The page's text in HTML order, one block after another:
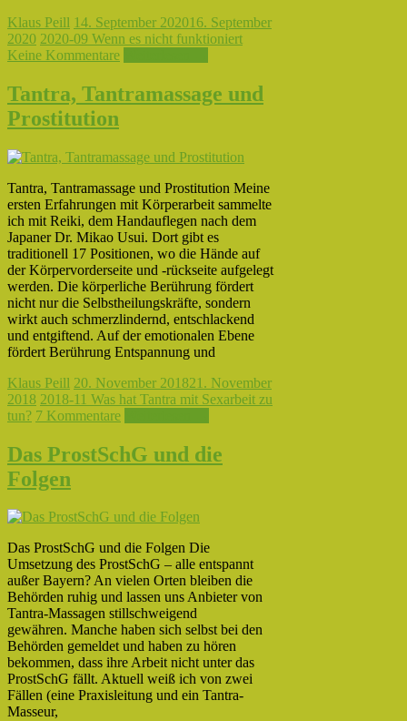
Klaus Peill 14. September 202016. September
2020 2020-09 Wenn es nicht funktioniert
Keine Kommentare
Tantra, Tantramassage und
Prostitution
Tantra, Tantramassage und Prostitution Meine
ersten Erfahrungen mit Körperarbeit sammelte
ich mit Reiki, dem Handauflegen nach dem
Japaner Dr. Mikao Usui. Dort gibt es
traditionell 17 Positionen, wo die Hände auf
der Körpervorderseite und -rückseite aufgelegt
werden. Die körperliche Berührung fördert
nicht nur die Selbstheilungskräfte, sondern
wirkt auch schmerzlindernd, entschlackend
und entgiftend. Auf der emotionalen Ebene
fördert Berührung Entspannung und
Klaus Peill 20. November 201821. November
2018 2018-11 Was hat Tantra mit Sexarbeit zu
tun? 7 Kommentare
Das ProstSchG und die
Folgen
Das ProstSchG und die Folgen Die
Umsetzung des ProstSchG – alle entspannt
außer Bayern? An vielen Orten bleiben die
Behörden ruhig und lassen uns Anbieter von
Tantra-Massagen stillschweigend
gewähren. Manche haben sich selbst bei den
Behörden gemeldet und haben zu hören
bekommen, dass ihre Arbeit nicht unter das
ProstSchG fällt. Aktuell weiß ich von zwei
Fällen (eine Praxisleitung und ein Tantra-
Masseur,